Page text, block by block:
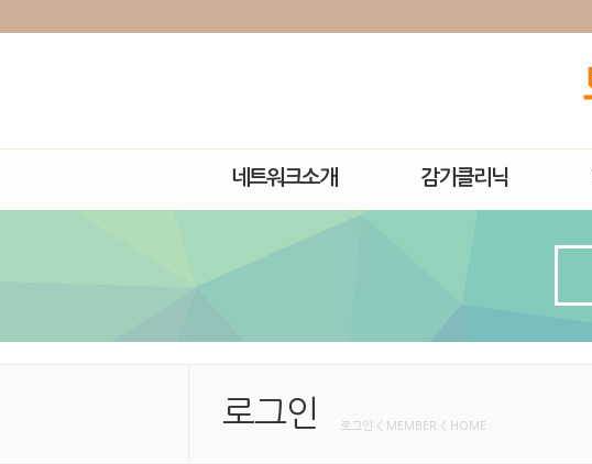
네트워크소개 감기클리닉
로그인 로그인 < MEMBER < HOME